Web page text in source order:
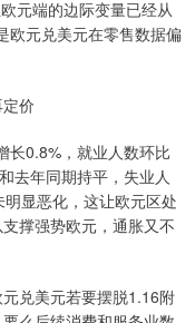
元端的边际变量已经从
欧元兑美元在零售数据偏
价
长0.8%，就业人数环比
去年同期持平，失业人
显恶化，这让欧元区处
撑强势欧元，通胀又不
兑美元若要摆脱1.16附